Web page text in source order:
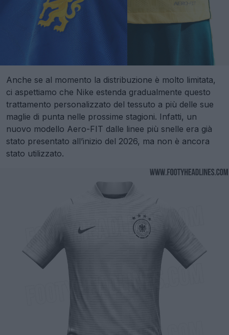
Anche se al momento la distribuzione è molto limitata,
ci aspettiamo che Nike estenda gradualmente questo
trattamento personalizzato del tessuto a più delle sue
maglie di punta nelle prossime stagioni. Infatti, un
nuovo modello Aero-FIT dalle linee più snelle era già
stato presentato all’inizio del 2026, ma non è ancora
stato utilizzato.